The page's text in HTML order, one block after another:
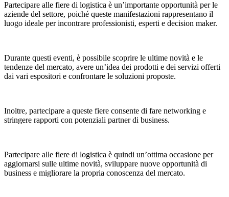
Partecipare alle fiere di logistica è un’importante opportunità per le
aziende del settore, poiché queste manifestazioni rappresentano il
luogo ideale per incontrare professionisti, esperti e decision maker.
Durante questi eventi, è possibile scoprire le ultime novità e le
tendenze del mercato, avere un’idea dei prodotti e dei servizi offerti
dai vari espositori e confrontare le soluzioni proposte.
Inoltre, partecipare a queste fiere consente di fare networking e
stringere rapporti con potenziali partner di business.
Partecipare alle fiere di logistica è quindi un’ottima occasione per
aggiornarsi sulle ultime novità, sviluppare nuove opportunità di
business e migliorare la propria conoscenza del mercato.